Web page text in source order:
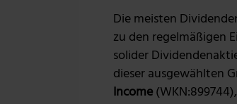
Die meisten
zu den regelmäßigen
solider
dieser ausgewählten
Income